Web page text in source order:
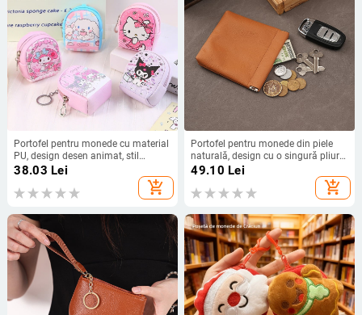
Portofel pentru monede cu material
PU, design desen animat, stil
Instagram, mic și drăguț, pentru
chei și căști, căptușit poliester, sex
neutru, pentru agățat de rucsac
38.03 Lei
add_shopping_cart
Portofel pentru monede din piele
naturală, design cu o singură pliură,
Qingyu, căptușeală din piele de vițel
49.10 Lei
add_shopping_cart